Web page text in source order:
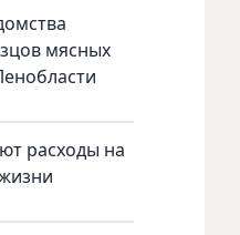
мясных
расходы на